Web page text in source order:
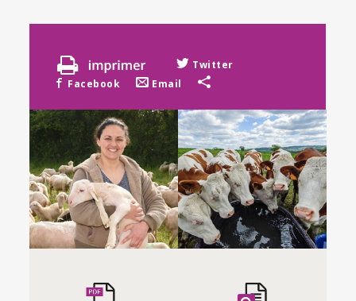
Twitter
Facebook
Email